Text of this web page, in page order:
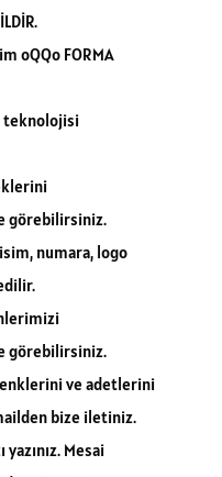
oQQo FORMA
teknolojisi
görebilirsiniz.
numara, logo
görebilirsiniz.
ve adetlerini
bize iletiniz.
Mesai